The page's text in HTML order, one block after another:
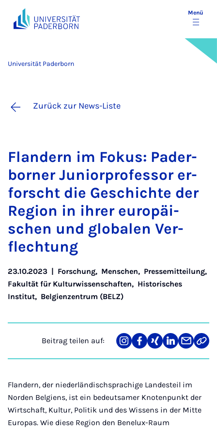
Menü
Universität Paderborn
Zurück zur News-Liste
Flan­dern im Fo­kus: Pa­der­
bor­ner Ju­ni­o­r­pro­fes­sor er­
forscht die Ge­schich­te der
Re­gi­on in ih­rer eu­ro­pä­i­
schen und glo­ba­len Ver­
flech­tung
23.10.2023 | Forschung, Menschen, Pressemitteilung,
Fakultät für Kulturwissenschaften, Historisches
Institut, Belgienzentrum (BELZ)
Beitrag teilen auf:
Teilen
auf
Teilen
auf
Teilen
auf
Teilen
auf
Teilen
über
Link
Flandern, der niederländischsprachige Landesteil im
Norden Belgiens, ist ein bedeutsamer Knotenpunkt der
Wirtschaft, Kultur, Politik und des Wissens in der Mitte
Europas. Wie diese Region den Benelux-Raum